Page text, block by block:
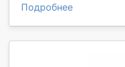
Подробнее